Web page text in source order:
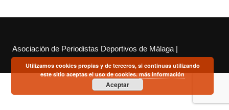
Asociación de Periodistas Deportivos de Málaga |
Utilizamos cookies propias y de terceros, si continuas utilizando
este sitio aceptas el uso de cookies.más información
Aceptar